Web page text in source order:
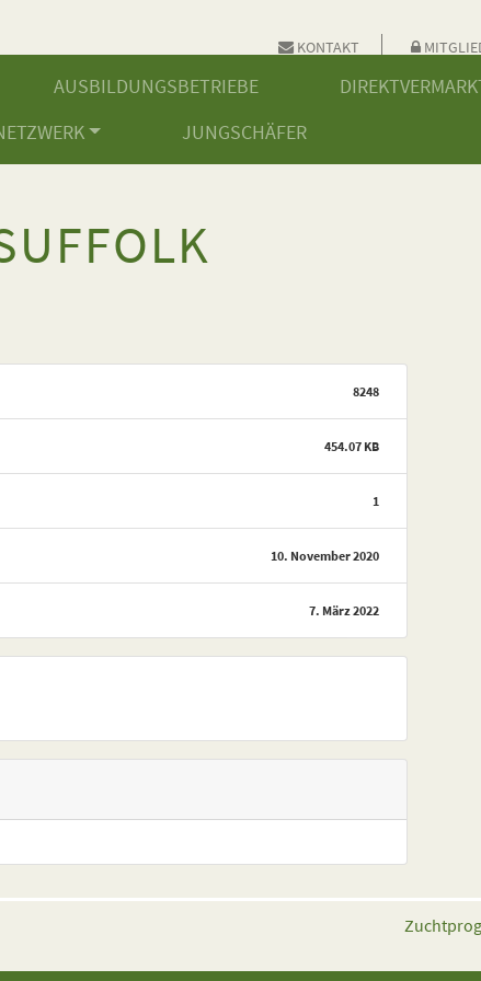
KONTAKT
AUSBILDUNGSBETRIEBE
JUNGSCHÄFER
8248
454.07 KB
1
10. November 2020
7. März 2022